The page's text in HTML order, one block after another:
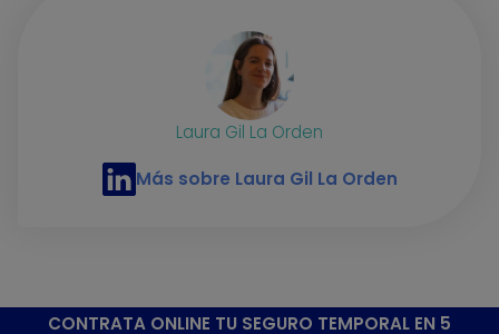
Laura Gil La Orden
Perfil de LinkedIn de Laura Gil La Orden
Más sobre Laura Gil La Orden
CONTRATA ONLINE TU SEGURO TEMPORAL EN 5